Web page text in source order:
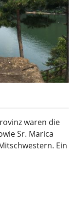
waren die
Sr. Marica
Ein